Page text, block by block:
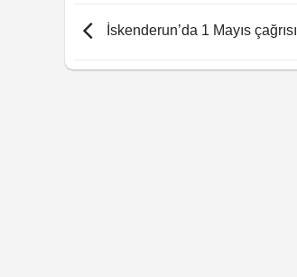
İskenderun’da 1 Mayıs çağrısı